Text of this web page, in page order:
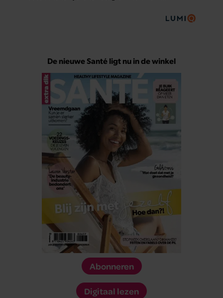
De nieuwe Santé ligt nu in de winkel
Abonneren
Digitaal lezen